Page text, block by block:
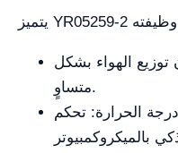
توزيع الهواء بشكل
متساوٍ.
الحرارة: تحكم